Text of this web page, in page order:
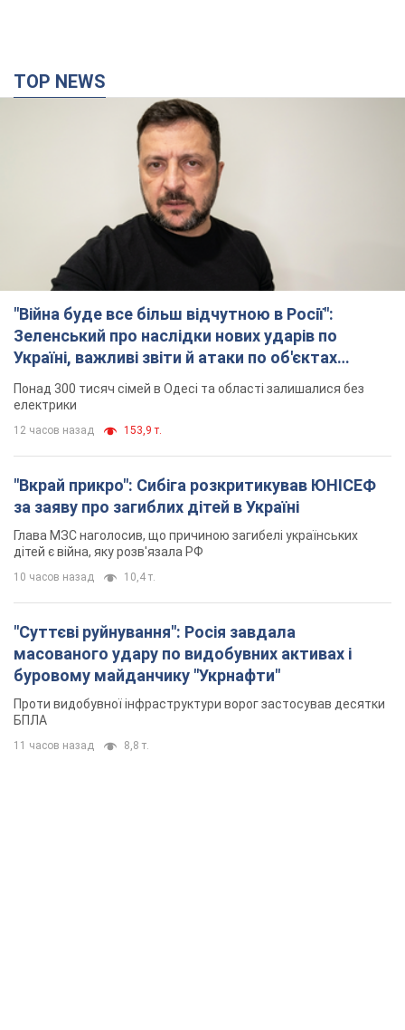
TOP NEWS
"Війна буде все більш відчутною в Росії":
Зеленський про наслідки нових ударів по
Україні, важливі звіти й атаки по об'єктах
ворога. Відео
Понад 300 тисяч сімей в Одесі та області залишалися без
електрики
12 часов назад 153,9 т.
"Вкрай прикро": Сибіга розкритикував ЮНІСЕФ
за заяву про загиблих дітей в Україні
Глава МЗС наголосив, що причиною загибелі українських
дітей є війна, яку розв'язала РФ
10 часов назад 10,4 т.
"Суттєві руйнування": Росія завдала
масованого удару по видобувних активах і
буровому майданчику "Укрнафти"
Проти видобувної інфраструктури ворог застосував десятки
БПЛА
11 часов назад 8,8 т.